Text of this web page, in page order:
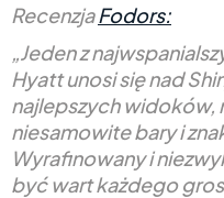
RecenzjaFodors:
„Jeden z
Hyatt unosi się nad
najlepszych widoków,
niesamowite bary i
Wyrafinowany i
być wart każdego